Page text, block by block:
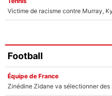
Football
Équipe de France